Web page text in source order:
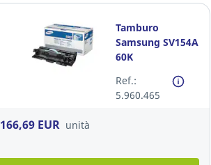
Tamburo
Samsung SV154A
60K
Ref.:
5.960.465
166,69 EUR unità